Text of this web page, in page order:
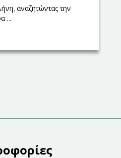
αναζητώντας την
...